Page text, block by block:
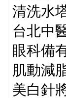
清洗水
台北中
眼科備
肌動減
美白針